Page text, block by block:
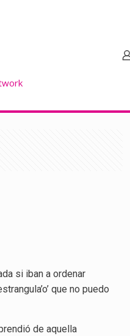
si iban a ordenar
que no puedo
de aquella